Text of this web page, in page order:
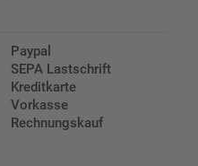
Paypal
SEPA Lastschrift
Kreditkarte
Vorkasse
Rechnungskauf